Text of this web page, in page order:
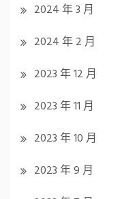
2024 年 3 月
2024 年 2 月
2023 年 12 月
2023 年 11 月
2023 年 10 月
2023 年 9 月